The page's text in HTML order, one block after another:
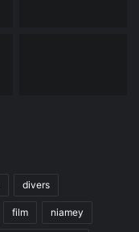
divers
film niamey